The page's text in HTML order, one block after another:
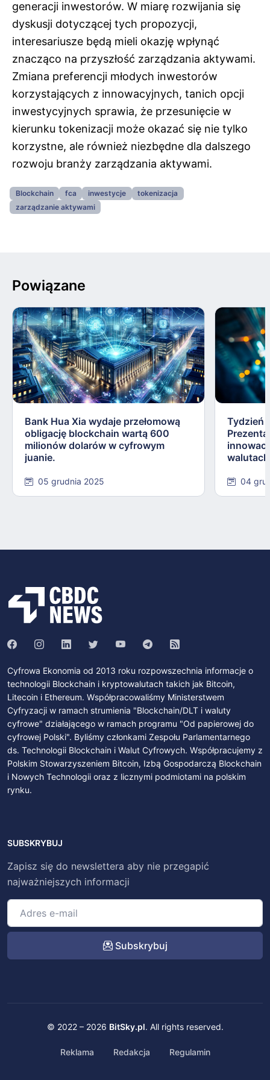
generacji inwestorów. W miarę rozwijania się
dyskusji dotyczącej tych propozycji,
interesariusze będą mieli okazję wpłynąć
znacząco na przyszłość zarządzania aktywami.
Zmiana preferencji młodych inwestorów
korzystających z innowacyjnych, tanich opcji
inwestycyjnych sprawia, że przesunięcie w
kierunku tokenizacji może okazać się nie tylko
korzystne, ale również niezbędne dla dalszego
rozwoju branży zarządzania aktywami.
Blockchain fca inwestycje
tokenizacja
zarządzanie aktywami
Powiązane
Bank Hua Xia wydaje przełomową
obligację blockchain wartą 600
milionów dolarów w cyfrowym
juanie.
05 grudnia 2025
Tydzień
04
Cyfrowa Ekonomia od 2013 roku rozpowszechnia informacje o
technologii Blockchain i kryptowalutach takich jak Bitcoin,
Litecoin i Ethereum. Współpracowaliśmy Ministerstwem
Cyfryzacji w ramach strumienia "Blockchain/DLT i waluty
cyfrowe" działającego w ramach programu "Od papierowej do
cyfrowej Polski". Byliśmy członkami Zespołu Parlamentarnego
ds. Technologii Blockchain i Walut Cyfrowych. Współpracujemy z
Polskim Stowarzyszeniem Bitcoin, Izbą Gospodarczą Blockchain
i Nowych Technologii oraz z licznymi podmiotami na polskim
rynku.
SUBSKRYBUJ
Zapisz się do newslettera aby nie przegapić
najważniejszych informacji
Subskrybuj
© 2022 – 2026 BitSky.pl. All rights reserved.
Reklama Redakcja Regulamin